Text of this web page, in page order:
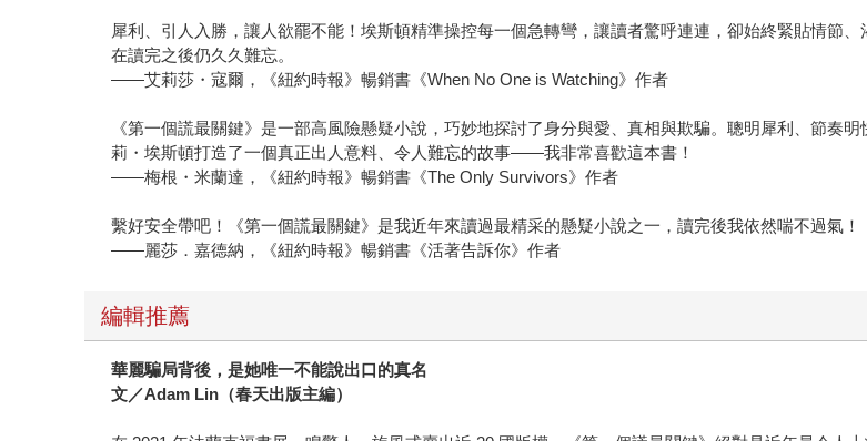
犀利、引人入勝，讓人欲罷不能！埃斯頓精準操控每一個急轉彎，讓讀者驚呼連連，卻始終緊貼情節
在讀完之後仍久久難忘。
——艾莉莎・寇爾，《紐約時報》暢銷書《When No One is Watching》作者
《第一個謊最關鍵》是一部高風險懸疑小說，巧妙地探討了身分與愛、真相與欺騙。聰明犀利、節奏
莉・埃斯頓打造了一個真正出人意料、令人難忘的故事——我非常喜歡這本書！
——梅根・米蘭達，《紐約時報》暢銷書《The Only Survivors》作者
繫好安全帶吧！《第一個謊最關鍵》是我近年來讀過最精采的懸疑小說之一，讀完後我依然喘不過氣！
——麗莎．嘉德納，《紐約時報》暢銷書《活著告訴你》作者
編輯推薦
華麗騙局背後，是她唯一不能說出口的真名
文／Adam Lin（春天出版主編）